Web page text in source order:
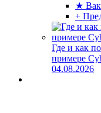
★
+
Где и как
примере
04.08.2026